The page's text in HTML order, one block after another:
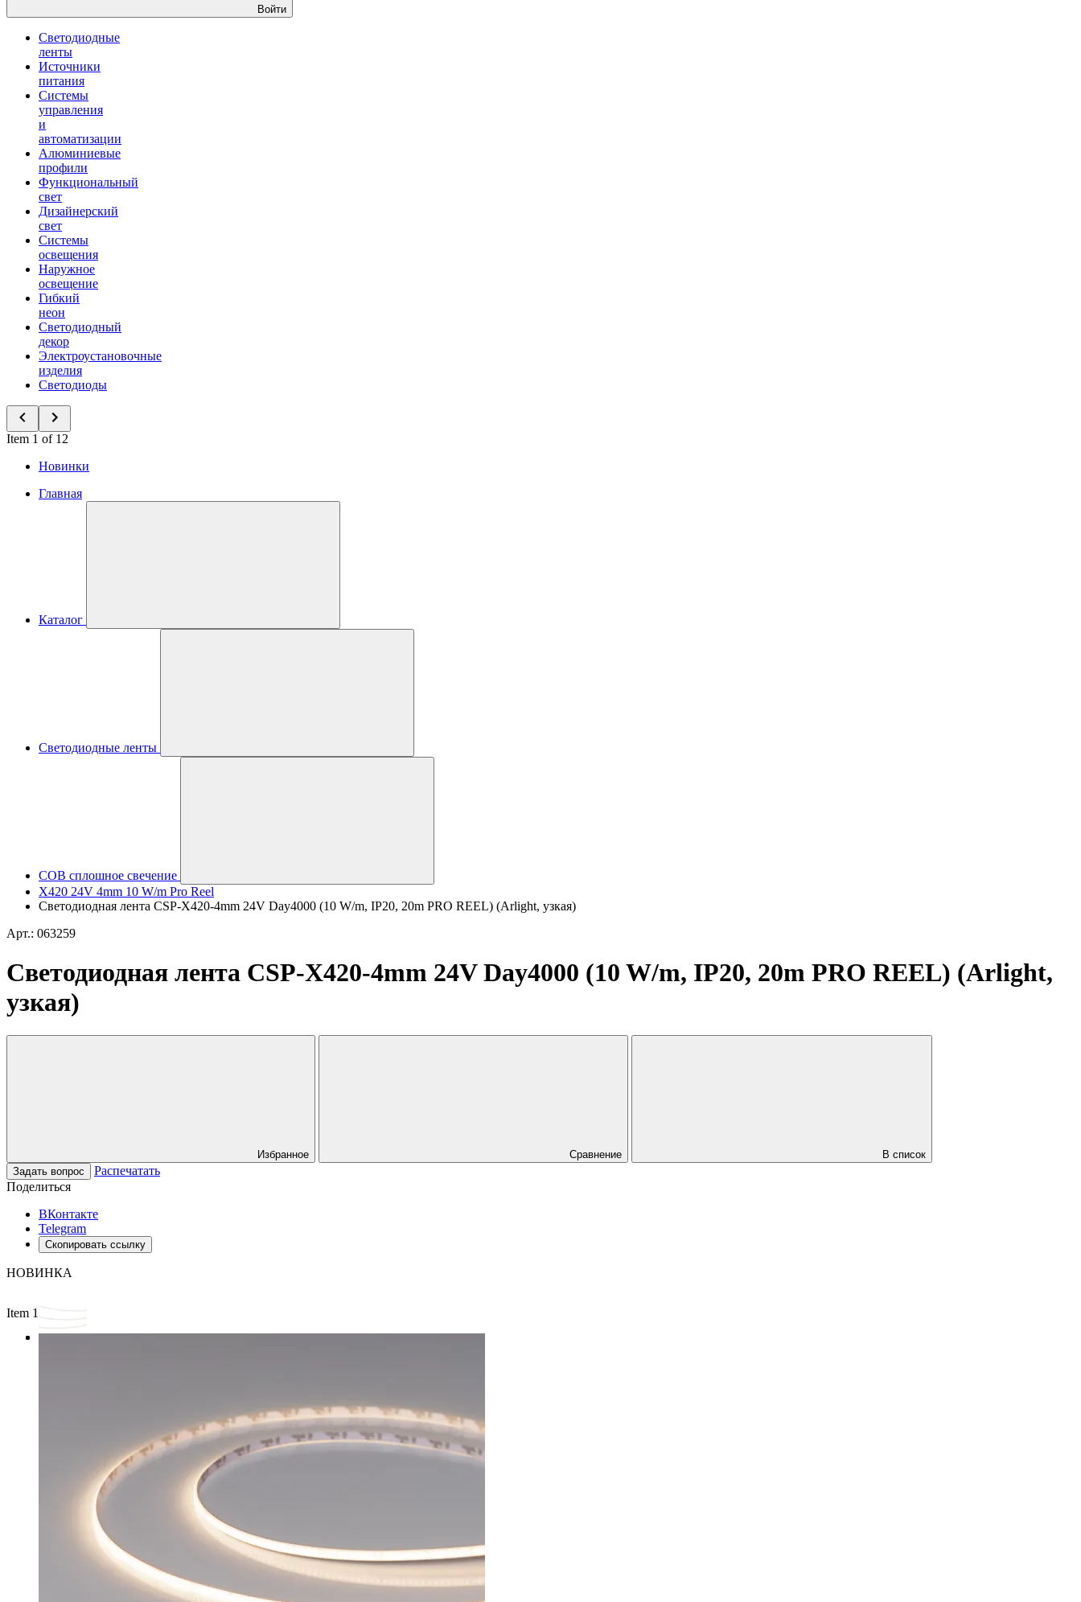
Войти
Светодиодные
ленты
Источники
питания
Системы
управления
и
автоматизации
Алюминиевые
профили
Функциональный
свет
Дизайнерский
свет
Системы
освещения
Наружное
освещение
Гибкий
неон
Светодиодный
декор
Электроустановочные
изделия
Светодиоды
Item 1 of 12
Новинки
Главная
Каталог
Светодиодные ленты
COB сплошное свечение
X420 24V 4mm 10 W/m Pro Reel
Светодиодная лента CSP-X420-4mm 24V Day4000 (10 W/m, IP20, 20m PRO REEL) (Arlight, узкая)
Арт.: 063259
Светодиодная лента CSP-X420-4mm 24V Day4000 (10 W/m, IP20, 20m PRO REEL) (Arlight,
узкая)
Избранное Сравнение
В список
Задать вопрос
Распечатать
Поделиться
ВКонтакте
Telegram
Скопировать ссылку
НОВИНКА
Item 1 of 3